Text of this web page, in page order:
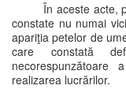
În aceste acte,
constate nu numai
apariţia petelor de
care constată
realizarea lucrărilor.